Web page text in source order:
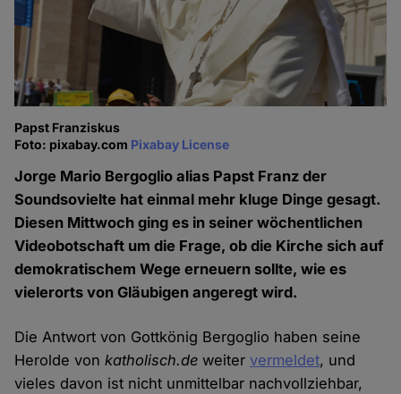
Papst Franziskus
Foto: pixabay.com Pixabay License
Jorge Mario Bergoglio alias Papst Franz der
Soundsovielte hat einmal mehr kluge Dinge gesagt.
Diesen Mittwoch ging es in seiner wöchentlichen
Videobotschaft um die Frage, ob die Kirche sich auf
demokratischem Wege erneuern sollte, wie es
vielerorts von Gläubigen angeregt wird.
Die Antwort von Gottkönig Bergoglio haben seine
Herolde vonkatholisch.de weitervermeldet, und
vieles davon ist nicht unmittelbar nachvollziehbar,